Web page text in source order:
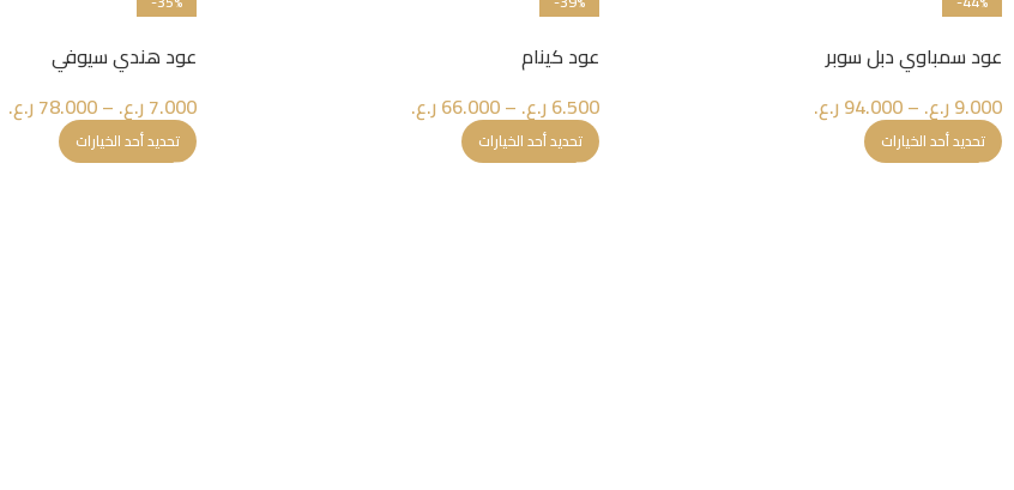
عود سمباوي دبل سوبر
9.000ر.ع. –
94.000ر.ع.
تحديد أحد الخيارات
عود كينام
6.500ر.ع. –
66.000ر.ع.
تحديد أحد الخيارات
عود هندي سيوفي
7.000ر.ع. –
78.000ر.ع.
تحديد أحد الخيارات